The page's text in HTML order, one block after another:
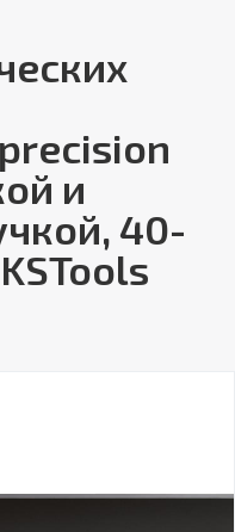
и
40-